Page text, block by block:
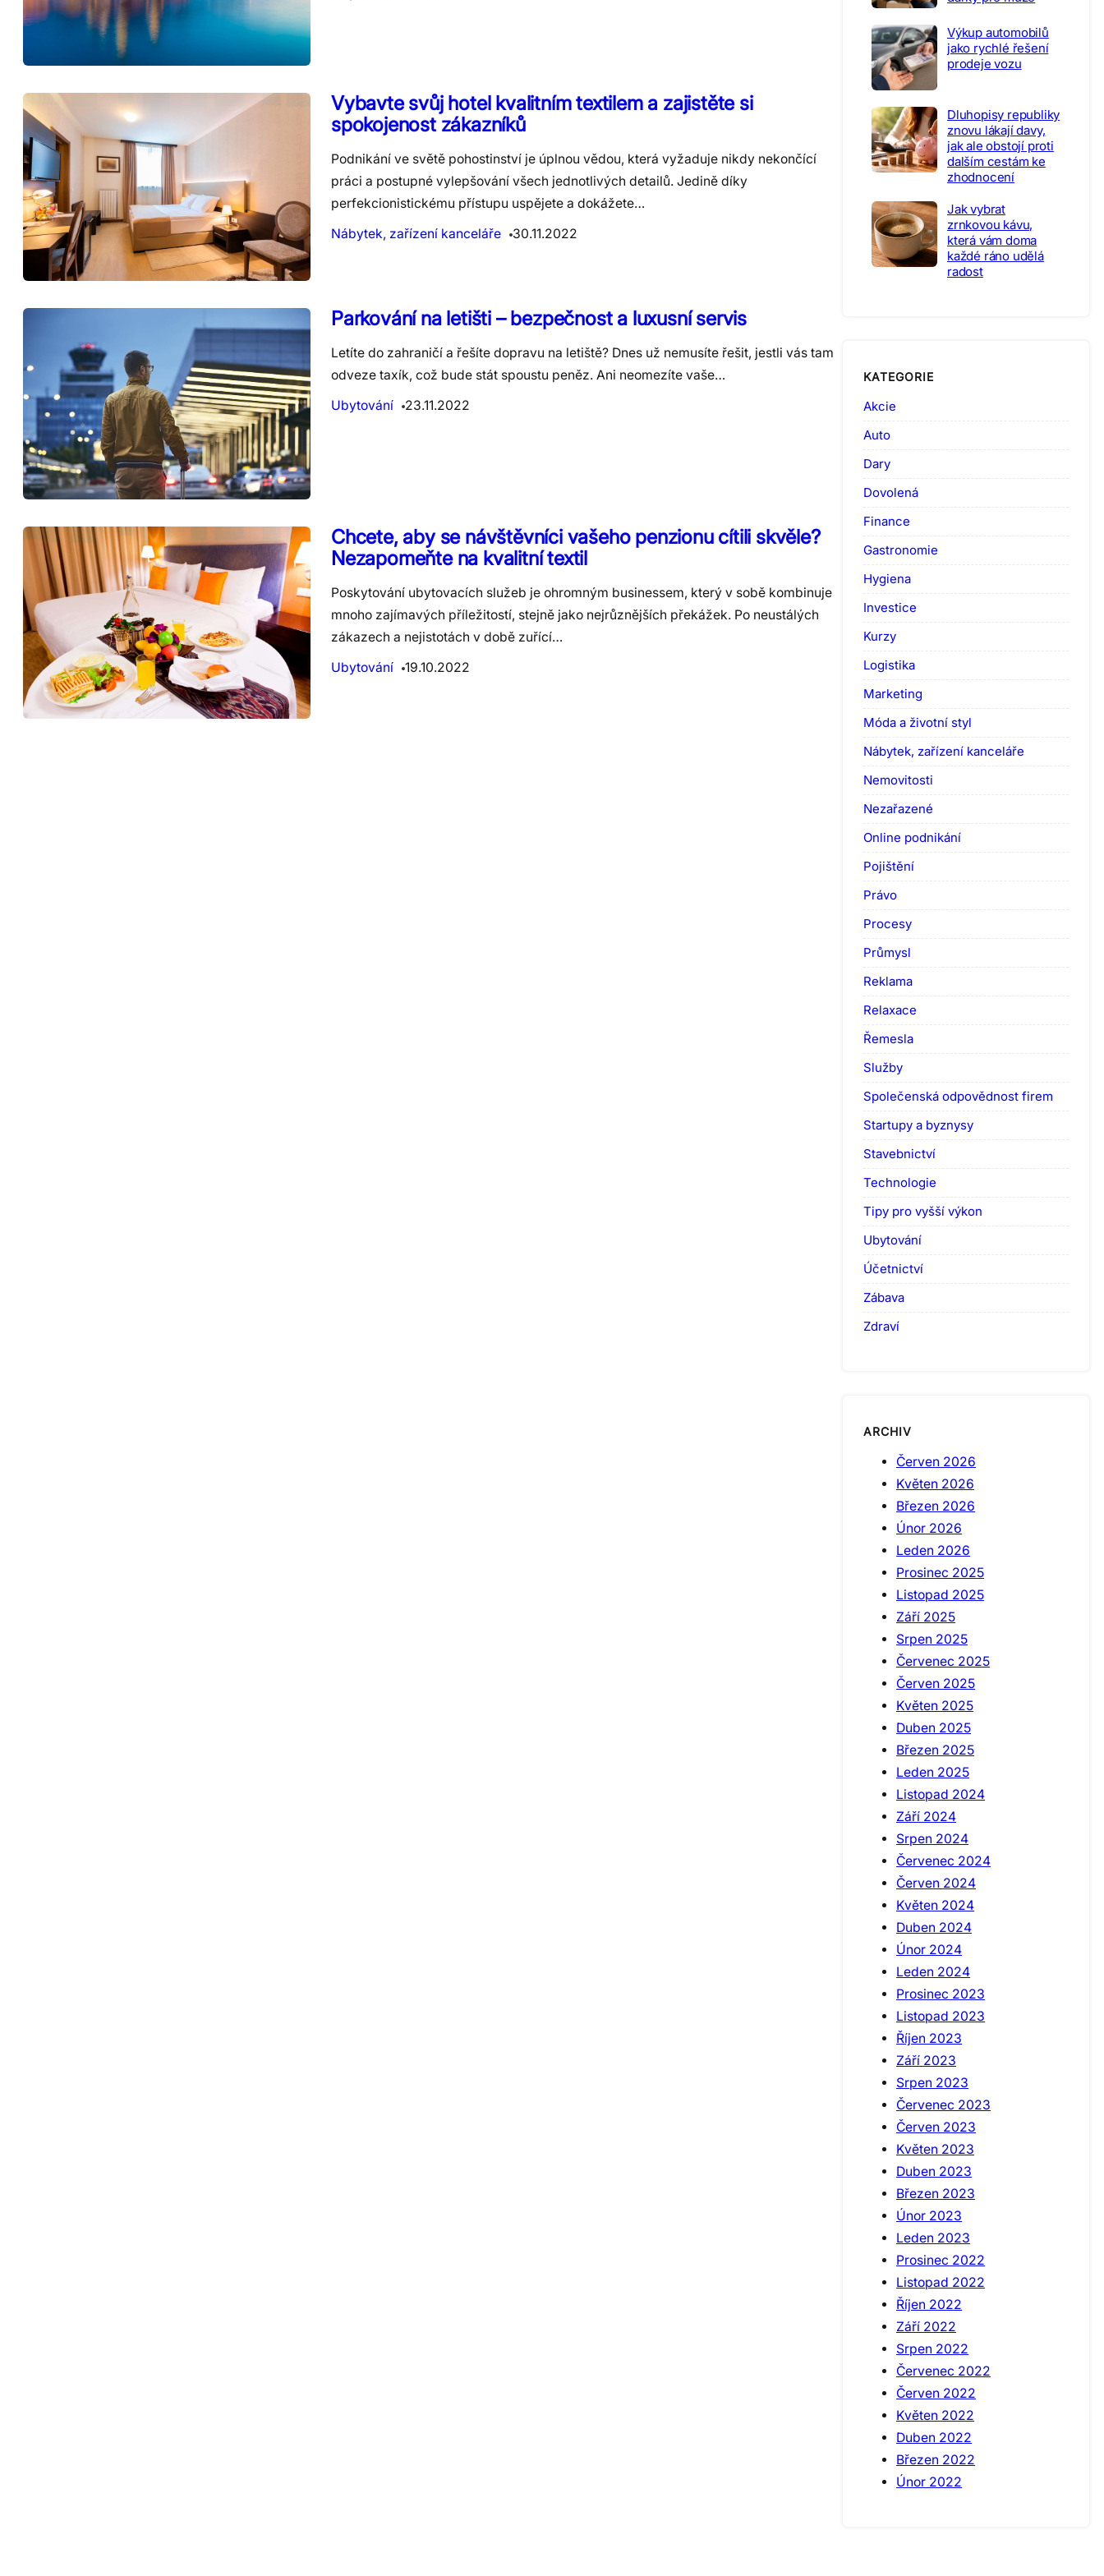
Vybavte svůj hotel kvalitním textilem a zajistěte si
spokojenost zákazníků
Podnikání ve světě pohostinství je úplnou vědou, která vyžaduje nikdy nekončící
práci a postupné vylepšování všech jednotlivých detailů. Jedině díky
perfekcionistickému přístupu uspějete a dokážete…
Nábytek, zařízení kanceláře
30.11.2022
Parkování na letišti – bezpečnost a luxusní servis
Letíte do zahraničí a řešíte dopravu na letiště? Dnes už nemusíte řešit, jestli vás tam
odveze taxík, což bude stát spoustu peněz. Ani neomezíte vaše…
Ubytování
23.11.2022
Chcete, aby se návštěvníci vašeho penzionu cítili skvěle?
Nezapomeňte na kvalitní textil
Poskytování ubytovacích služeb je ohromným businessem, který v sobě kombinuje
mnoho zajímavých příležitostí, stejně jako nejrůznějších překážek. Po neustálých
zákazech a nejistotách v době zuřící…
Ubytování
19.10.2022
Výkup automobilů
jako rychlé řešení
prodeje vozu
Dluhopisy republiky
znovu lákají davy,
jak ale obstojí proti
dalším cestám ke
zhodnocení
Jak vybrat
zrnkovou kávu,
která vám doma
každé ráno udělá
radost
KATEGORIE
Akcie
Auto
Dary
Dovolená
Finance
Gastronomie
Hygiena
Investice
Kurzy
Logistika
Marketing
Móda a životní styl
Nábytek, zařízení kanceláře
Nemovitosti
Nezařazené
Online podnikání
Pojištění
Právo
Procesy
Průmysl
Reklama
Relaxace
Řemesla
Služby
Společenská odpovědnost firem
Startupy a byznysy
Stavebnictví
Technologie
Tipy pro vyšší výkon
Ubytování
Účetnictví
Zábava
Zdraví
ARCHIV
Červen 2026
Květen 2026
Březen 2026
Únor 2026
Leden 2026
Prosinec 2025
Listopad 2025
Září 2025
Srpen 2025
Červenec 2025
Červen 2025
Květen 2025
Duben 2025
Březen 2025
Leden 2025
Listopad 2024
Září 2024
Srpen 2024
Červenec 2024
Červen 2024
Květen 2024
Duben 2024
Únor 2024
Leden 2024
Prosinec 2023
Listopad 2023
Říjen 2023
Září 2023
Srpen 2023
Červenec 2023
Červen 2023
Květen 2023
Duben 2023
Březen 2023
Únor 2023
Leden 2023
Prosinec 2022
Listopad 2022
Říjen 2022
Září 2022
Srpen 2022
Červenec 2022
Červen 2022
Květen 2022
Duben 2022
Březen 2022
Únor 2022